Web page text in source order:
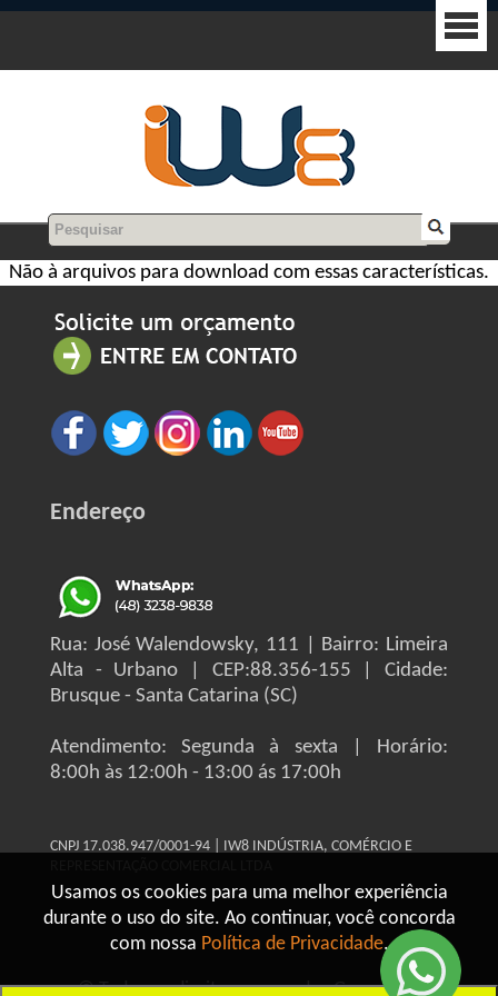
Usamos os cookies para uma melhor experiência
durante o uso do site. Ao continuar, você concorda
com nossa Política de Privacidade.
Não à arquivos para download com essas características.
Endereço
Rua: José Walendowsky, 111 | Bairro: Limeira
Alta - Urbano | CEP:88.356-155 | Cidade:
Brusque - Santa Catarina (SC)
Atendimento: Segunda à sexta | Horário:
8:00h às 12:00h - 13:00 ás 17:00h
CNPJ 17.038.947/0001-94 | IW8 INDÚSTRIA, COMÉRCIO E
© Todos os direitos reservados Grupo IW8